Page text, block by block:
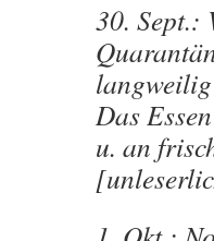
30. Sept.:
Das
u. an